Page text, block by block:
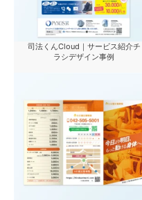
司法くんCloud｜サービス紹介チ
ラシデザイン事例